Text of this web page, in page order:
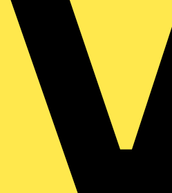
Licht in außergewöhnlicher